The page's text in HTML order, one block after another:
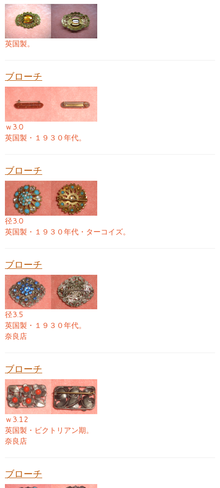
英国製。
ブローチ
ｗ3.0
英国製・１９３０年代。
ブローチ
径3.0
英国製・１９３０年代・ターコイズ。
ブローチ
径3.5
英国製・１９３０年代。
奈良店
ブローチ
ｗ3.12
英国製・ビクトリアン期。
奈良店
ブローチ